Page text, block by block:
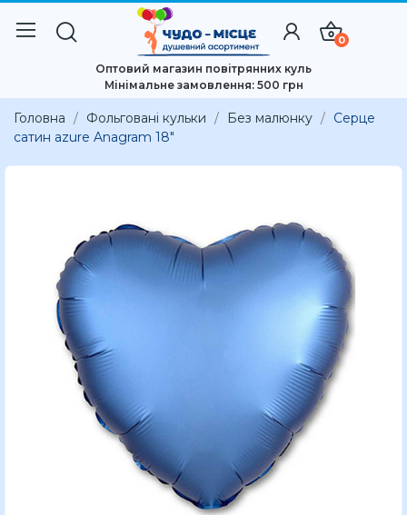
0
Оптовий магазин повітрянних куль
Мінімальне замовлення: 500 грн
Головна Фольговані кульки Без малюнку
Серце
сатин azure Anagram 18"